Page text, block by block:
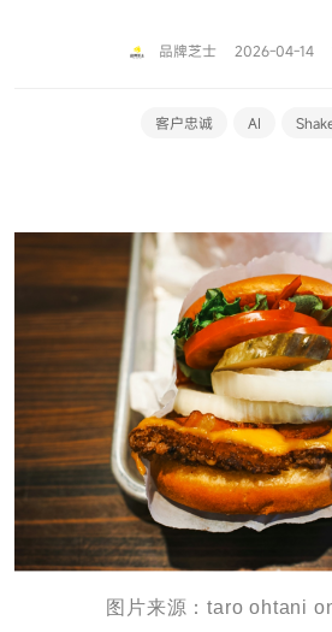
品牌芝士 2026-04-14
客户忠诚 AI
图片来源：taro ohtani